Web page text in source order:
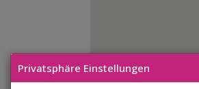
Privatsphäre Einstellungen